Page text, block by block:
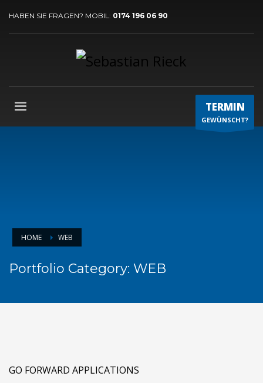
HABEN SIE FRAGEN? MOBIL: 0174 196 06 90
TERMIN
GEWÜNSCHT?
HOME WEB
Portfolio Category: WEB
GO FORWARD APPLICATIONS